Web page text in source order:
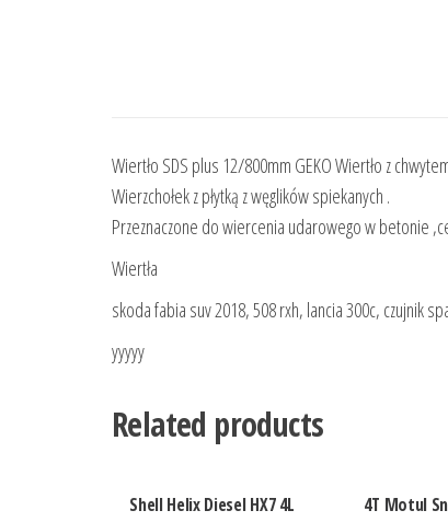
Wiertło SDS plus 12/800mm GEKO Wiertło z
Wierzchołek z płytką z węglików spiekanych .
Przeznaczone do wiercenia udarowego w betonie
Wiertła
skoda fabia suv 2018, 508 rxh, lancia 300c, czujnik
yyyyy
Related products
Shell Helix Diesel HX7 4L 4T Motul